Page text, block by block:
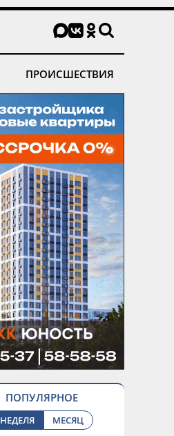
ПРОИСШЕСТВИЯ
ПОПУЛЯРНОЕ
НЕДЕЛЯ МЕСЯЦ